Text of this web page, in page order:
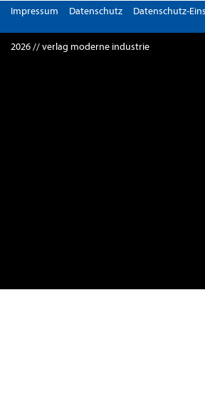
Impressum Datenschutz Datenschutz-
2026 // verlag moderne industrie